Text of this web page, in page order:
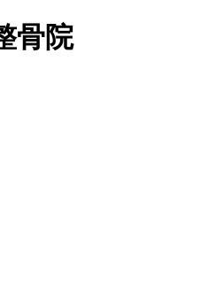
骨院